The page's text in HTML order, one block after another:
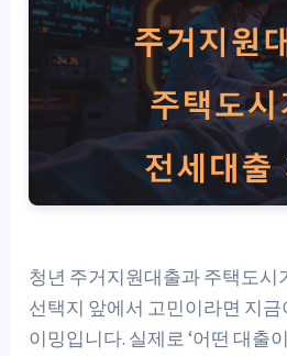
청년 주거지원대출과 주택도시
선택지 앞에서 고민이라면 지
이밍입니다. 실제로 ‘어떤 대출